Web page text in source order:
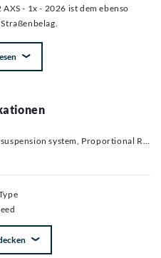
- 1x - 2026 ist dem ebenso
12x142mm thru-axle, 27.2 dropper post ready, UDH, BSA 68mm threaded BB, flat mount disc, removable fender bridge, multiple gear/bottle mounts